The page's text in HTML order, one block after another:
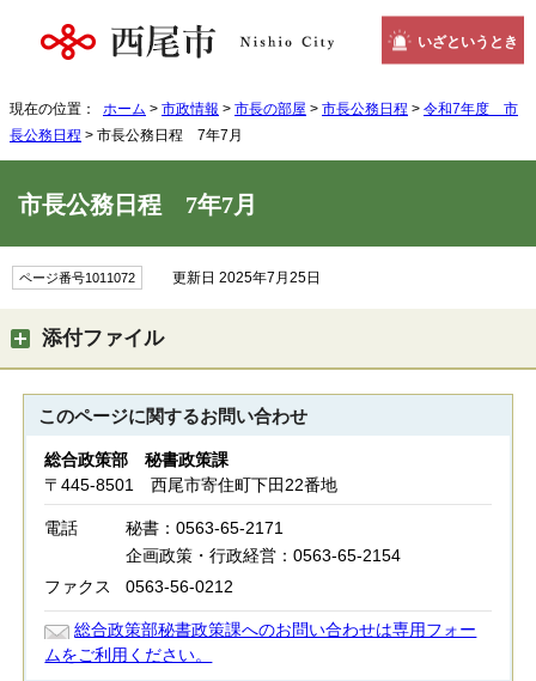
いざというとき
現在の位置： ホーム > 市政情報 > 市長の部屋 > 市長公務日程 > 令和7年度 市
長公務日程 > 市長公務日程 7年7月
市長公務日程 7年7月
ページ番号1011072 更新日 2025年7月25日
添付ファイル
このページに関するお問い合わせ
総合政策部 秘書政策課
〒445-8501 西尾市寄住町下田22番地
電話
秘書：0563-65-2171
企画政策・行政経営：0563-65-2154
ファクス
0563-56-0212
総合政策部秘書政策課へのお問い合わせは専用フォー
ムをご利用ください。